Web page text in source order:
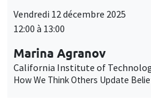
Vendredi 12 décembre 2025
12:00 à 13:00
Marina Agranov
California Institute of
How We Think Others Update